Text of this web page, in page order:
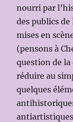
nourri par
des publics de
mises en
(pensons à
question de la
réduire au
quelques